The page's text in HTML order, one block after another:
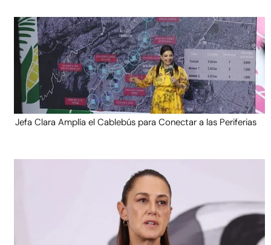
Jefa Clara Amplía el Cablebús para Conectar a las Periferias